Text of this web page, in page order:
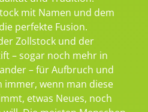
mit Namen und dem
perfekte Fusion.
Zollstock und der
– sogar noch mehr in
– für Aufbruch und
immer, wenn man diese
etwas Neues, noch